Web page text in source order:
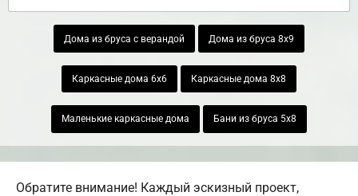
Дома из бруса с верандой Дома из бруса 8х9
Каркасные дома 6х6 Каркасные дома 8х8
Маленькие каркасные дома Бани из бруса 5х8
Обратите внимание! Каждый эскизный проект,